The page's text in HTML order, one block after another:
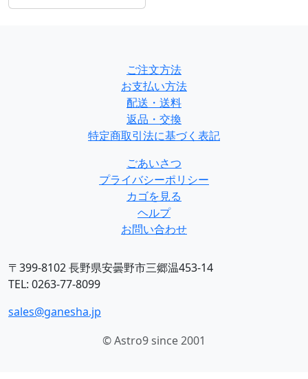
ご注文方法
お支払い方法
配送・送料
返品・交換
特定商取引法に基づく表記
ごあいさつ
プライバシーポリシー
カゴを見る
ヘルプ
お問い合わせ
〒399-8102 長野県安曇野市三郷温453-14
TEL: 0263-77-8099
sales@ganesha.jp
© Astro9 since 2001